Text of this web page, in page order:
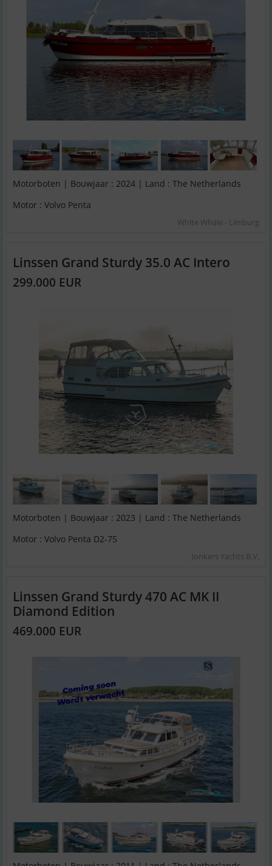
Motorboten | Bouwjaar : 2024 | Land : The Netherlands
Motor : Volvo Penta
White Whale - Limburg
Linssen Grand Sturdy 35.0 AC Intero
299.000 EUR
Motorboten | Bouwjaar : 2023 | Land : The Netherlands
Motor : Volvo Penta D2-75
Jonkers Yachts B.V.
Linssen Grand Sturdy 470 AC MK II
Diamond Edition
469.000 EUR